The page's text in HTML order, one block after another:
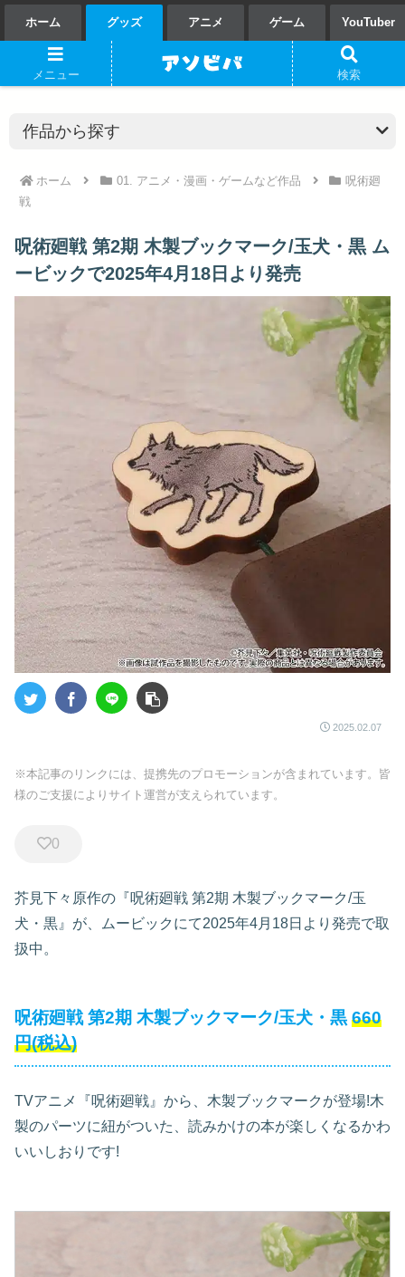
ホーム グッズ アニメ ゲーム YouTuber
ホーム 01. アニメ・漫画・ゲームなど作品
呪術廻
戦
呪術廻戦 第2期 木製ブックマーク/玉犬・黒 ム
ービックで2025年4月18日より発売
2025.02.07
※本記事のリンクには、提携先のプロモーションが含まれています。皆
様のご支援によりサイト運営が支えられています。
0
芥見下々原作の『呪術廻戦 第2期 木製ブックマーク/玉
犬・黒』が、ムービックにて2025年4月18日より発売で取
扱中。
呪術廻戦 第2期 木製ブックマーク/玉犬・黒 660
円(税込)
TVアニメ『呪術廻戦』から、木製ブックマークが登場!木
製のパーツに紐がついた、読みかけの本が楽しくなるかわ
いいしおりです!
メニュー 検索